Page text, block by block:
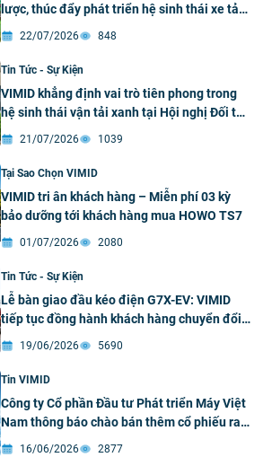
lược, thúc đẩy phát triển hệ sinh thái xe tải
xanh và thông minh tại Việt Nam
22/07/2026 848
Tin Tức - Sự Kiện
VIMID khẳng định vai trò tiên phong trong
hệ sinh thái vận tải xanh tại Hội nghị Đối tác
Toàn cầu SINOTRUK & Triển lãm Sản phẩm
21/07/2026 1039
Tại Sao Chọn VIMID
VIMID tri ân khách hàng – Miễn phí 03 kỳ
bảo dưỡng tới khách hàng mua HOWO TS7
01/07/2026 2080
Tin Tức - Sự Kiện
Lễ bàn giao đầu kéo điện G7X-EV: VIMID
tiếp tục đồng hành khách hàng chuyển đổi
xanh toàn diện
19/06/2026 5690
Tin VIMID
Công ty Cổ phần Đầu tư Phát triển Máy Việt
Nam thông báo chào bán thêm cổ phiếu ra
công chúng
16/06/2026 2877